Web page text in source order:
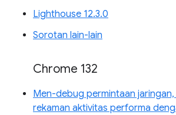
Lighthouse 12.3.0
Sorotan lain-lain
Chrome 132
Men-debug permintaan
rekaman aktivitas performa